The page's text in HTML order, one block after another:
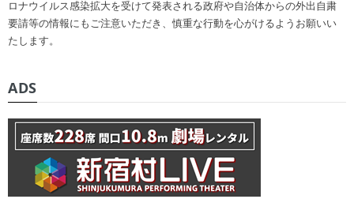
ロナウイルス感染拡大を受けて発表される政府や自治体からの外出自粛
要請等の情報にもご注意いただき、慎重な行動を心がけるようお願いい
たします。
ADS